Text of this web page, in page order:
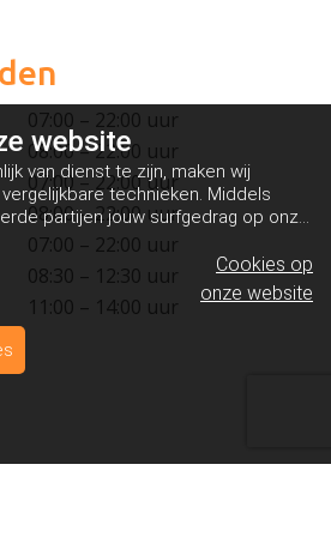
07:00 – 22:00 uur
08:00 – 22:00 uur
07:00 – 22:00 uur
08:00 – 22:00 uur
07:00 – 22:00 uur
08:30 – 12:30 uur
11:00 – 14:00 uur
website
van dienst te zijn, maken wij
technieken. Middels
partijen jouw surfgedrag op onze
wij gepersonaliseerde advertenties
mogelijk om informatie te delen via
cookiebeleid
Cookies op
onze website